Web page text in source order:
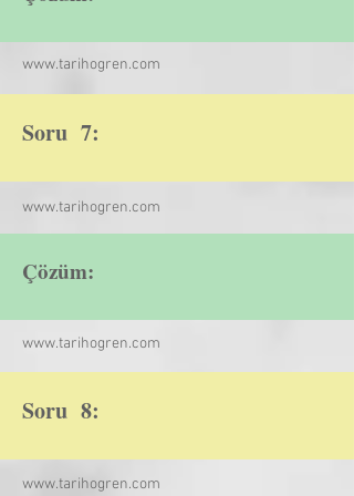
www.tarihogren.com
Soru 7:
www.tarihogren.com
Çözüm:
www.tarihogren.com
Soru 8:
www.tarihogren.com